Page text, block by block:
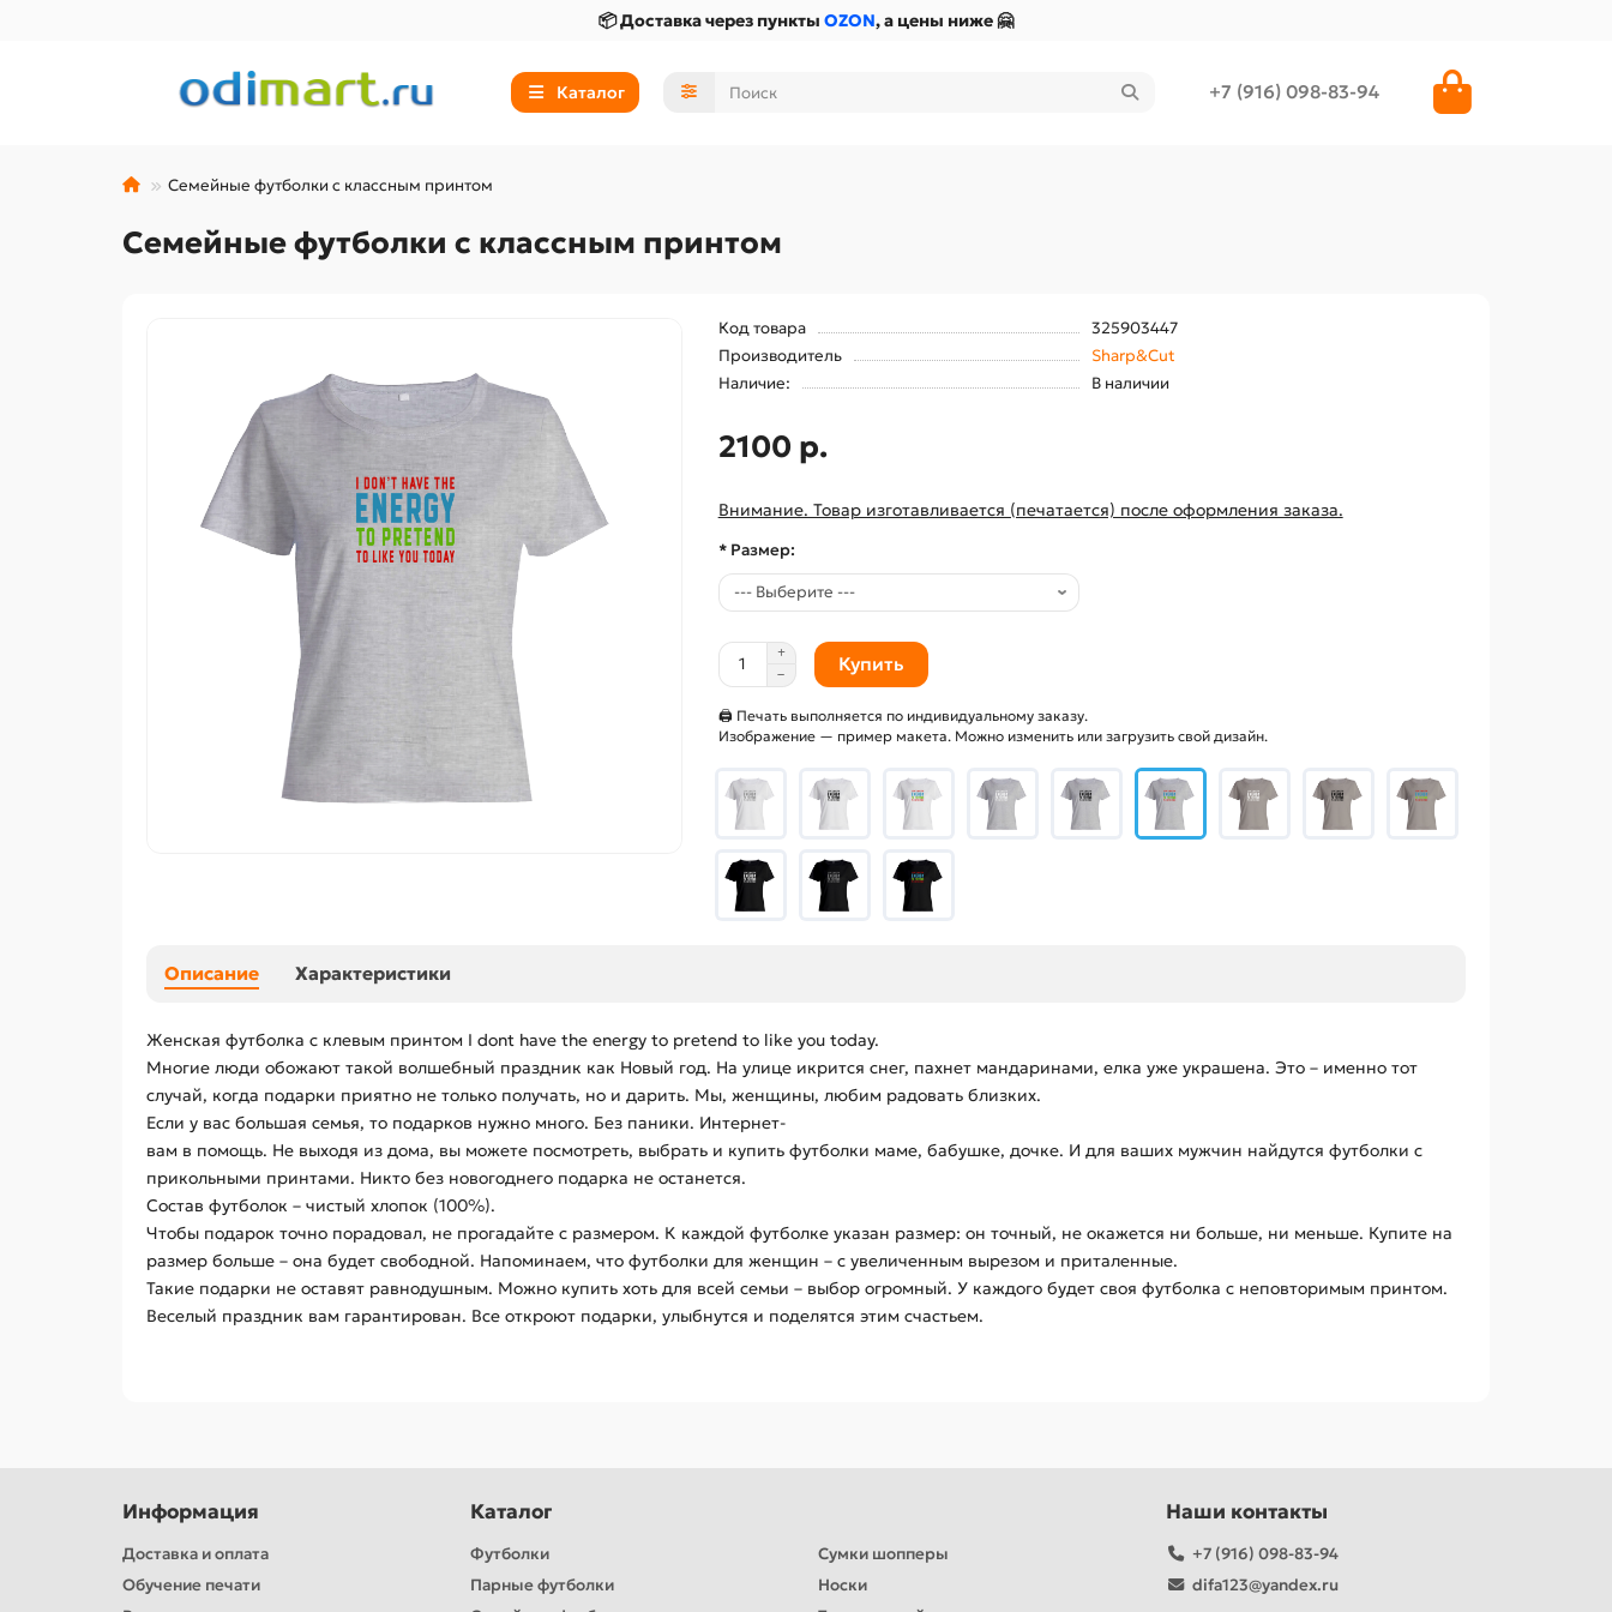
📦 Доставка через пункты OZON, а цены ниже 🤗
Каталог +7 (916) 098-83-94
Семейные футболки с классным принтом
Семейные футболки с классным принтом
Код товара
325903447
Производитель
Sharp&Cut
Наличие:
В наличии
2100 р.
Внимание. Товар изготавливается (печатается) после оформления заказа.
* Размер:
Купить
🖨 Печать выполняется по индивидуальному заказу.
Изображение — пример макета. Можно изменить или загрузить свой дизайн.
Описание Характеристики
Женская футболка с клевым принтом I dont have the energy to pretend to like you today.
Многие люди обожают такой волшебный праздник как Новый год. На улице икрится снег, пахнет мандаринами, елка уже украшена. Это – именно тот
случай, когда подарки приятно не только получать, но и дарить. Мы, женщины, любим радовать близких.
Если у вас большая семья, то подарков нужно много. Без паники. Интернет-
вам в помощь. Не выходя из дома, вы можете посмотреть, выбрать и купить футболки маме, бабушке, дочке. И для ваших мужчин найдутся футболки с
прикольными принтами. Никто без новогоднего подарка не останется.
Состав футболок – чистый хлопок (100%).
Чтобы подарок точно порадовал, не прогадайте с размером. К каждой футболке указан размер: он точный, не окажется ни больше, ни меньше. Купите на
размер больше – она будет свободной. Напоминаем, что футболки для женщин – с увеличенным вырезом и приталенные.
Такие подарки не оставят равнодушным. Можно купить хоть для всей семьи – выбор огромный. У каждого будет своя футболка с неповторимым принтом.
Веселый праздник вам гарантирован. Все откроют подарки, улыбнутся и поделятся этим счастьем.
Информация
Доставка и оплата
Обучение печати
Каталог
Футболки
Парные футболки
Сумки шопперы
Носки
Наши контакты
+7 (916) 098-83-94
difa123@yandex.ru